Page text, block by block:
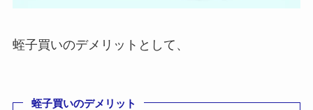
蛭子買いのデメリットとして、
蛭子買いのデメリット